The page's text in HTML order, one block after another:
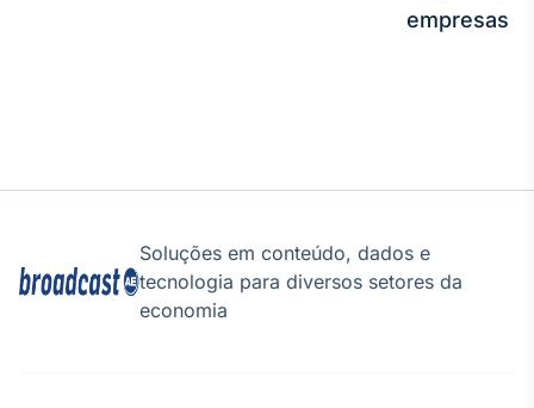
empresas
Soluções em conteúdo, dados e
tecnologia para diversos setores da
economia